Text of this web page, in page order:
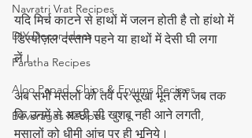
Navratri Vrat Recipes
DIY Decor Ideas
Paratha Recipes
Aloo Papad, Chips & Fryums Recipes
Beverages Recipes
यदि मिर्च काटने से हाथों में जलन होती है तो हांथो में
डिस्पोज़ल दस्ताने पहने या हाथों में देसी घी लगा
लें।
अब सभी मसलों को तवे पर सूखा भून लेंगे जब तक
कि उनमें से अच्छी सी खुशबू नही आने लगती,
मसालों को धीमी आंच पर ही भूनिये।